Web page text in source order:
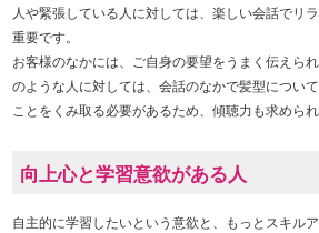
人や緊張している人に対しては、楽しい会話でリ
重要です。
お客様のなかには、ご自身の要望をうまく伝えら
のような人に対しては、会話のなかで髪型につい
ことをくみ取る必要があるため、傾聴力も求められ
向上心と学習意欲がある人
自主的に学習したいという意欲と、もっとスキル